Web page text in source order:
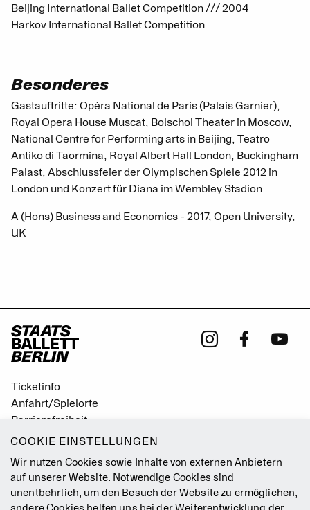
Beijing International Ballet Competition /// 2004
Harkov International Ballet Competition
Besonderes
Gastauftritte: Opéra National de Paris (Palais Garnier),
Royal Opera House Muscat, Bolschoi Theater in Moscow,
National Centre for Performing arts in Beijing, Teatro
Antiko di Taormina, Royal Albert Hall London, Buckingham
Palast, Abschlussfeier der Olympischen Spiele 2012 in
London und Konzert für Diana im Wembley Stadion
A (Hons) Business and Economics - 2017, Open University,
UK
Ticketinfo
Anfahrt/Spielorte
Barrierefreiheit
Leichte Sprache
Leitbild
Presse
COOKIE EINSTELLUNGEN
Wir nutzen Cookies sowie Inhalte von externen Anbietern
auf unserer Website. Notwendige Cookies sind
unentbehrlich, um den Besuch der Website zu ermöglichen,